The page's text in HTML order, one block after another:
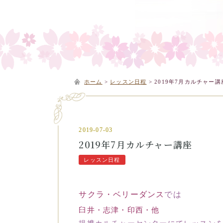
ホーム > レッスン日程 >2019年7月カルチャー講
2019-07-03
2019年7月カルチャー講座
レッスン日程
サクラ・ベリーダンス では
臼井・志津・印西・他